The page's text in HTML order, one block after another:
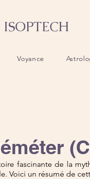
ISOPTECH
Voyance
fascinante de la
Voici un résumé de